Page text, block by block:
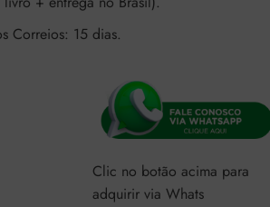
Correios: 15 dias.
Clic no botão acima para
adquirir via Whats